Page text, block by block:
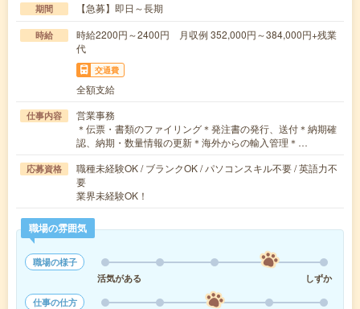
期間 【急募】即日～長期
時給
時給2200円～2400円 月収例 352,000円～384,000円+残業
代
交通費
全額支給
仕事内容
営業事務
＊伝票・書類のファイリング＊発注書の発行、送付＊納期確
認、納期・数量情報の更新＊海外からの輸入管理＊…
応募資格
職種未経験OK / ブランクOK / パソコンスキル不要 / 英語力不
要
業界未経験OK！
職場の雰囲気
職場の様子
活気がある
しずか
仕事の仕方